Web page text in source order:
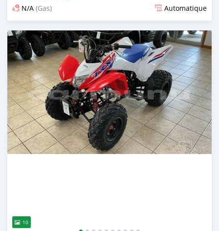
N/A (Gas) Automatique
Publié il y a 15 minutes
10